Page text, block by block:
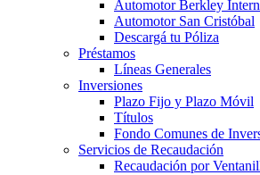
Automotor Berkley
Automotor San Cristóbal
Descargá tu Póliza
Préstamos
Líneas Generales
Inversiones
Plazo Fijo y Plazo Móvil
Títulos
Fondo Comunes de
Servicios de Recaudación
Recaudación por